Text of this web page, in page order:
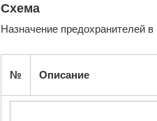
Схема
Назначение предохранителей в
№ Описание